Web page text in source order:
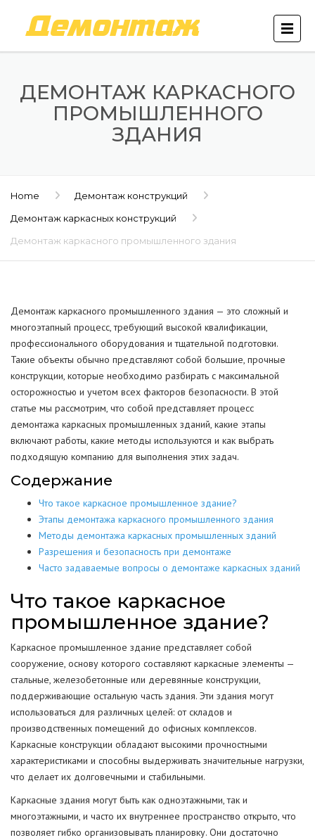
ДЕМОНТАЖ КАРКАСНОГО
ПРОМЫШЛЕННОГО
ЗДАНИЯ
Home
Демонтаж конструкций
Демонтаж каркасных конструкций
Демонтаж каркасного промышленного здания
Демонтаж каркасного промышленного здания — это сложный и
многоэтапный процесс, требующий высокой квалификации,
профессионального оборудования и тщательной подготовки.
Такие объекты обычно представляют собой большие, прочные
конструкции, которые необходимо разбирать с максимальной
осторожностью и учетом всех факторов безопасности. В этой
статье мы рассмотрим, что собой представляет процесс
демонтажа каркасных промышленных зданий, какие этапы
включают работы, какие методы используются и как выбрать
подходящую компанию для выполнения этих задач.
Содержание
Что такое каркасное промышленное здание?
Этапы демонтажа каркасного промышленного здания
Методы демонтажа каркасных промышленных зданий
Разрешения и безопасность при демонтаже
Часто задаваемые вопросы о демонтаже каркасных зданий
Что такое каркасное
промышленное здание?
Каркасное промышленное здание представляет собой
сооружение, основу которого составляют каркасные элементы —
стальные, железобетонные или деревянные конструкции,
поддерживающие остальную часть здания. Эти здания могут
использоваться для различных целей: от складов и
производственных помещений до офисных комплексов.
Каркасные конструкции обладают высокими прочностными
характеристиками и способны выдерживать значительные нагрузки,
что делает их долговечными и стабильными.
Каркасные здания могут быть как одноэтажными, так и
многоэтажными, и часто их внутреннее пространство открыто, что
позволяет гибко организовывать планировку. Они достаточно